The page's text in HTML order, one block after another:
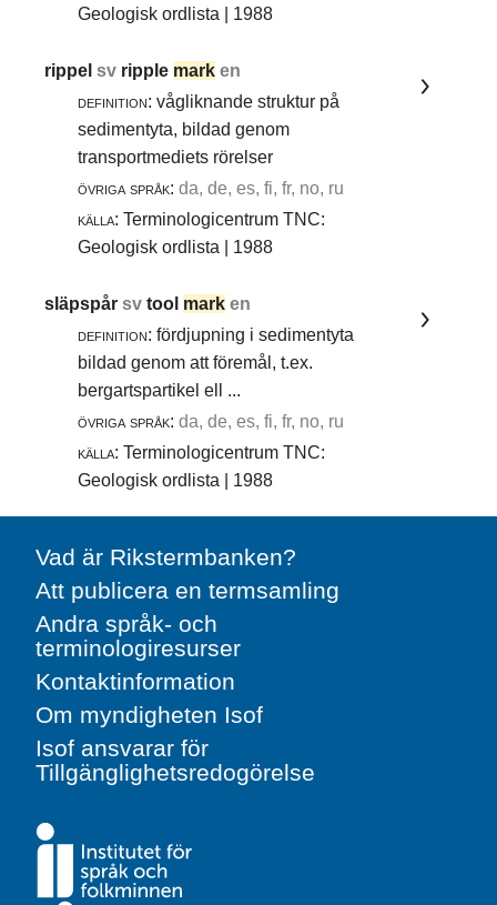
Geologisk ordlista | 1988
rippelsv ripple mark en
definition: vågliknande struktur på
sedimentyta, bildad genom
transportmediets rörelser
övriga språk: da, de, es, fi, fr, no, ru
källa: Terminologicentrum TNC:
Geologisk ordlista | 1988
släpspårsvtool mark en
definition: fördjupning i sedimentyta
bildad genom att föremål, t.ex.
bergartspartikel ell ...
övriga språk: da, de, es, fi, fr, no, ru
källa: Terminologicentrum TNC:
Geologisk ordlista | 1988
Vad är Rikstermbanken?
Att publicera en termsamling
Andra språk- och
terminologiresurser
Kontaktinformation
Om myndigheten Isof
Isof ansvarar för
Tillgänglighetsredogörelse